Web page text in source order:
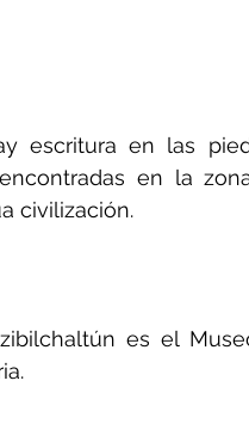
escritura en las
en la
civilización.
es el